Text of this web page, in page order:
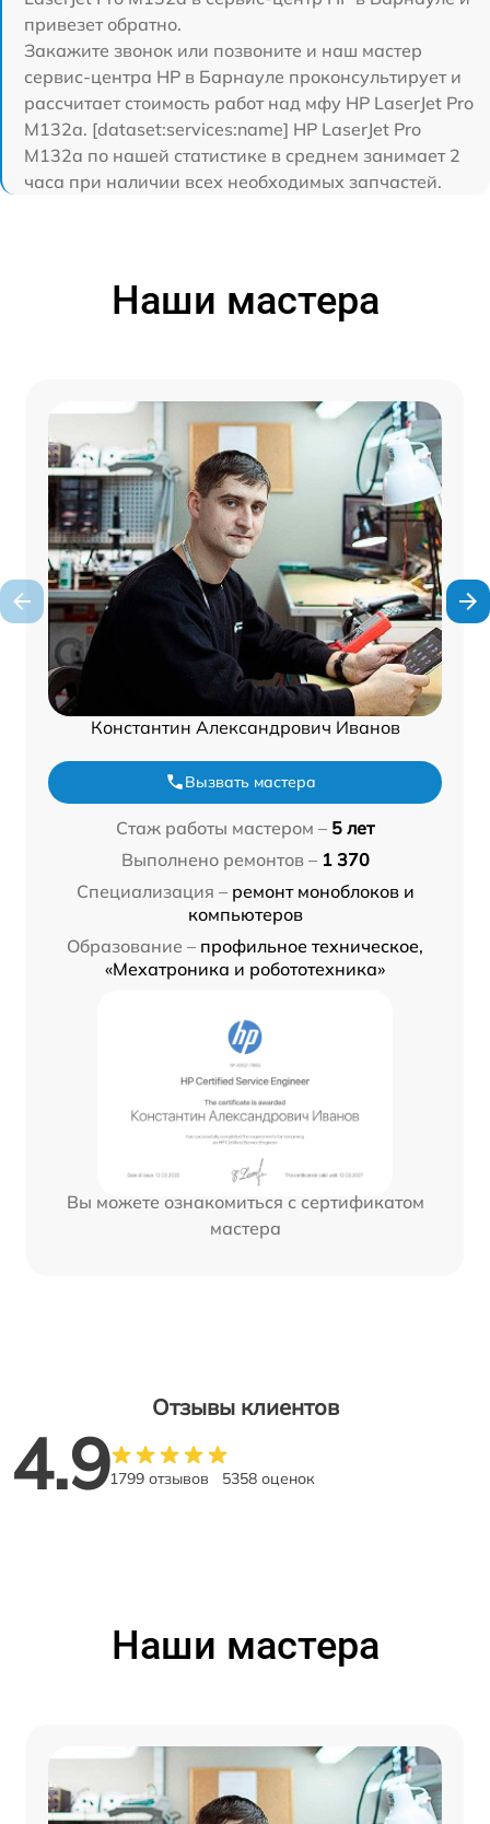
привезет обратно.
Закажите звонок или позвоните и наш мастер
сервис-центра HP в Барнауле проконсультирует и
рассчитает стоимость работ над мфу HP LaserJet Pro
M132a. [dataset:services:name] HP LaserJet Pro
M132a по нашей статистике в среднем занимает 2
часа при наличии всех необходимых запчастей.
Наши мастера
Константин Александрович Иванов
Вызвать мастера
Стаж работы мастером – 5 лет
Выполнено ремонтов – 1 370
Специализация – ремонт моноблоков и
компьютеров
Образование – профильное техническое,
«Мехатроника и робототехника»
Вы можете ознакомиться с сертификатом
мастера
Отзывы клиентов
4.91799 отзывов 5358 оценок
Наши мастера